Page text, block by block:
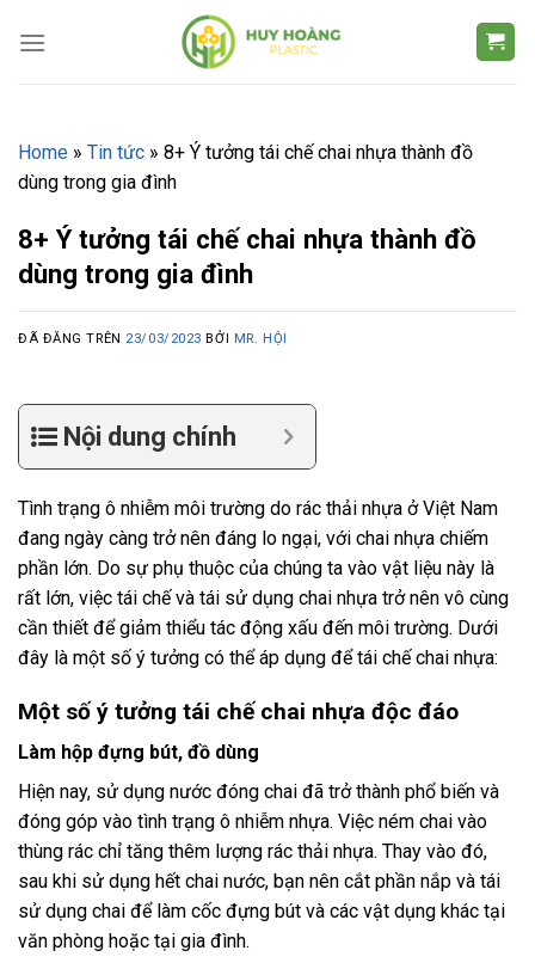
đến
Home » Tin tức » 8+ Ý tưởng tái chế chai nhựa thành đồ
dùng trong gia đình
8+ Ý tưởng tái chế chai nhựa thành đồ
dùng trong gia đình
ĐÃ ĐĂNG TRÊN 23/03/2023 BỞI MR. HỘI
Nội dung chính
Tình trạng ô nhiễm môi trường do rác thải nhựa ở Việt Nam
đang ngày càng trở nên đáng lo ngại, với chai nhựa chiếm
phần lớn. Do sự phụ thuộc của chúng ta vào vật liệu này là
rất lớn, việc tái chế và tái sử dụng chai nhựa trở nên vô cùng
cần thiết để giảm thiểu tác động xấu đến môi trường. Dưới
đây là một số ý tưởng có thể áp dụng để tái chế chai nhựa:
Một số ý tưởng tái chế chai nhựa độc đáo
Làm hộp đựng bút, đồ dùng
Hiện nay, sử dụng nước đóng chai đã trở thành phổ biến và
đóng góp vào tình trạng ô nhiễm nhựa. Việc ném chai vào
thùng rác chỉ tăng thêm lượng rác thải nhựa. Thay vào đó,
sau khi sử dụng hết chai nước, bạn nên cắt phần nắp và tái
sử dụng chai để làm cốc đựng bút và các vật dụng khác tại
văn phòng hoặc tại gia đình.